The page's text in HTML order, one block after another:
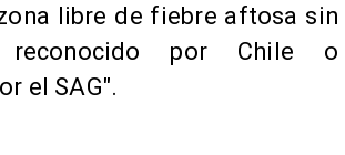
libre de fiebre aftosa sin
reconocido por Chile o
el SAG".